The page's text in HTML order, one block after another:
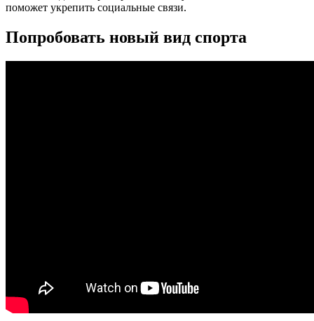
поможет укрепить социальные связи.
Попробовать новый вид спорта